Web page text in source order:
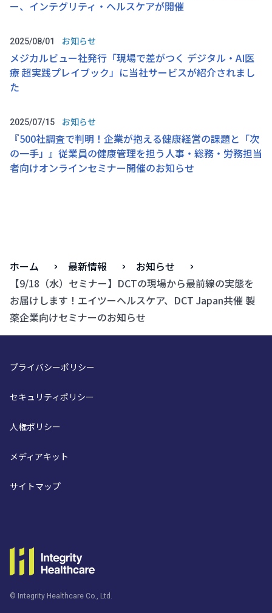
ー、インテグリティ・ヘルスケアが開催
2025/08/01 お知らせ
メジカルビュー社発行「現場で差がつく デジタル・AI医
療 超実践プレイブック」に当社サービスが紹介されまし
た
2025/07/15 お知らせ
『500社調査で判明！企業が抱える健康経営の課題と「次
の一手」』従業員の健康管理を担う人事・総務・労務担当
者向けオンラインセミナー開催のお知らせ
ホーム 最新情報
お知らせ
【9/18（水）セミナー】DCTの現場から最前線の実態を
お届けします！エイツーヘルスケア、DCT Japan共催 製
薬企業向けセミナーのお知らせ
プライバシーポリシー
セキュリティポリシー
人権ポリシー
メディアキット
サイトマップ
© Integrity Healthcare Co., Ltd.